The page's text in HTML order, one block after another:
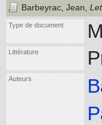
Barbeyrac, Jean
Type de document
Littérature
Auteurs